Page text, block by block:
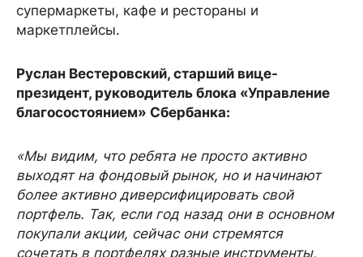
супермаркеты, кафе и рестораны и
маркетплейсы.
Руслан Вестеровский, старший вице-
президент, руководитель блока «Управление
благосостоянием» Сбербанка:
«Мы видим, что ребята не просто активно
выходят на фондовый рынок, но и начинают
более активно диверсифицировать свой
портфель. Так, если год назад они в основном
покупали акции, сейчас они стремятся
сочетать в портфелях разные инструменты,